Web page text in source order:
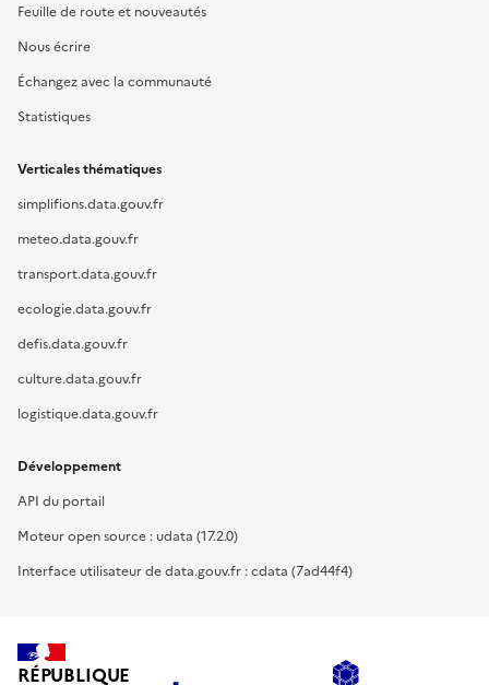
Feuille de route et nouveautés
Nous écrire
Échangez avec la communauté
Statistiques
Verticales thématiques
simplifions.data.gouv.fr
meteo.data.gouv.fr
transport.data.gouv.fr
ecologie.data.gouv.fr
defis.data.gouv.fr
culture.data.gouv.fr
logistique.data.gouv.fr
Développement
API du portail
Moteur open source : udata (17.2.0)
Interface utilisateur de data.gouv.fr : cdata (7ad44f4)
RÉPUBLIQUE